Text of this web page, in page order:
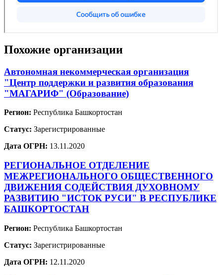
Похожие организации
Автономная некоммерческая организация
"Центр поддержки и развития образования
"МАГАРИФ" (Образование)
Регион: Республика Башкортостан
Статус: Зарегистрированные
Дата ОГРН: 13.11.2020
РЕГИОНАЛЬНОЕ ОТДЕЛЕНИЕ
МЕЖРЕГИОНАЛЬНОГО ОБЩЕСТВЕННОГО
ДВИЖЕНИЯ СОДЕЙСТВИЯ ДУХОВНОМУ
РАЗВИТИЮ "ИСТОК РУСИ" В РЕСПУБЛИКЕ
БАШКОРТОСТАН
Регион: Республика Башкортостан
Статус: Зарегистрированные
Дата ОГРН: 12.11.2020